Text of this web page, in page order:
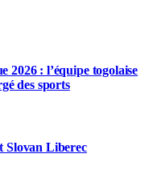
2026 : l’équipe togolaise
des sports
Slovan Liberec